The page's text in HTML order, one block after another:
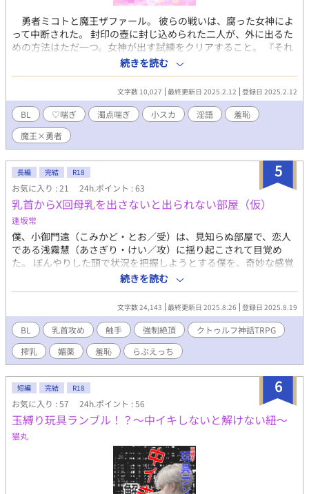
勇者ミコトと魔王ザファール。 彼らの戦いは、腐った女神によ
って中断された。 封印の壺に封じ込められた二人が、外に出るた
めの方法はただ一つ。女神が出す試練をクリアすること。 『それ
じゃあブチュッとキスをしてくださいますこと？』 「嫌だ！」
「断る！」 果たして勇者と魔王は女神の試練()を無事に終える
ことができるのか──。 腐女神による○○しないと出られない部
屋ならぬ出られない壺です。ファンタジーなので好き勝手にすけ
べに書いてます♡ 人外要素はとっても薄味。 短編集から独立させ
ました。 何でも美味しく食べる方向けです！
続きを読む
文字数 10,027 最終更新日 2025.2.12 登録日 2025.2.12
BL ♡喘ぎ 濁点喘ぎ 小スカ 淫語
羞恥
魔王×勇者
5
長編 完結 R18
お気に入り : 21 24h.ポイント : 63
乳首からX回母乳を出さないと出られない部屋（仮）
逢坂常
僕、小御門遠（こみかど・とお／受）は、見知らぬ部屋で、恋人
である浅霧慧（あさぎり・けい／攻）に揺り起こされて目覚め
た。 ぼんやりした頭で状況を把握しようとする僕を、奇妙な感覚
が襲う。……薄い衣服が『そこ』と擦れるだけで、背筋に甘い疼
きが走る──乳首が、異様に敏感になっている……！？ （……と
いう出だしからはじまる自作CoCシナリオ『召しませ白濁』を自
カプで回った時のログ、という体の単なるエロ小説です。乳首責
め、我慢、強制絶頂、搾乳、触手、性行為（本番）などの要素が
含まれますので、そういうのが好きな方におすすめです。NTRで
はないつもりです。クトゥルフ神話知識がなくても特に問題あり
ません。） （シナリオは『召しませ白濁』というタイトルで無料
公開中です。通過したい方は検索してみてください。） （この話
のふたりの馴れ初めは『小御門遠の演繹法』ですが、読まなくて
も特に問題ありません。大学生カプなんだな～と思っていただけ
れば） ※本作は、「株式会社アークライト」及び「株式会社
KADOKAWA」が権利を有する『クトゥルフ神話TRPG』シリーズ
の二次創作物です。 Call of Cthulhu is copyright ©1981, 2015,
2019 by Chaosium Inc. ;all rights reserved. Arranged by Arclight
Inc. Call of Cthulhu is a registered trademark of Chaosium Inc.
PUBLISHED BY KADOKAWA CORPORATION 「クトゥルフ神話
続きを読む
文字数 24,143 最終更新日 2025.8.26 登録日 2025.8.19
BL 乳首攻め 触手 強制絶頂
クトゥルフ神話TRPG
搾乳
媚薬 羞恥 らぶえっち
6
短編 完結 R18
お気に入り : 57 24h.ポイント : 56
玉縛り玩具ランブル！？～中イキしないと解けない紐～
猫丸